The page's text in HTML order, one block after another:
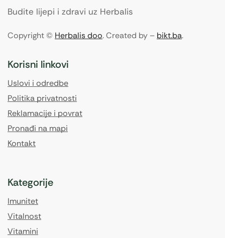
Budite lijepi i zdravi uz Herbalis
Copyright © Herbalis doo. Created by – bikt.ba.
Korisni linkovi
Uslovi i odredbe
Politika privatnosti
Reklamacije i povrat
Pronađi na mapi
Kontakt
Kategorije
Imunitet
Vitalnost
Vitamini